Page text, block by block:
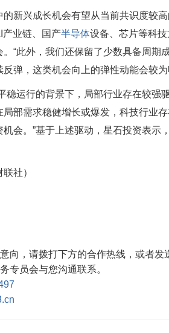
的新兴成长机会有望从当前共识度较
产业链、国产半导体设备、芯片等科
“此外，我们还保留了少数具备周
反弹，这类机会向上的弹性动能会较为
稳运行的背景下，局部行业存在较
局部需求稳健增长或爆发，科技行业
会。”基于上述驱动，星石投资表
社）
向，请拨打下方的合作热线，或者发
专员会与您沟通联系。